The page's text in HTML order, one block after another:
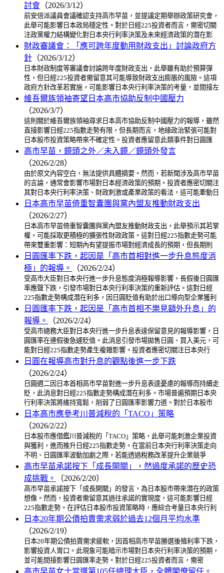
討會 （2026/3/12）
前安倍派議員會議確認支持高市早苗，並提議定期舉辦政策研究會，
此舉可能影響日本政局穩定性。對於日經225投資者而言，需密切關
注政黨權力結構變化對日本央行利率決策及未來經濟政策的潛在影
財政審議會：「應可跨年度動用財政支出」討論政府方
針 （2026/3/12）
日本財政制度等審議會討論跨年度財政支出，此舉雖有助於預算彈
性，但日經225投資者需留意其可能導致財政支出膨脹的風險。這項
政府方針改革若實施，可能影響日本央行利率決策的考量，並間接左
維吾爾族領袖寄望日本高市協助反制中國壓力
（2026/3/7）
這則關於維吾爾族領袖尋求日本高市協助反制中國壓力的報導，雖然
直接影響日經225指數走勢有限，但長期而言，地緣政治緊張可能對
日本股市投資策略帶來不確定性。投資者應留意此類事件對日圓匯
高市早苗，鏡頭之外／未入鏡／鏡頭外發言
（2026/2/28）
由於原文內容空白，無法提供具體摘要。然而，若新聞涉及高市早苗
的言論，通常會影響市場對日本經濟政策的預期。投資者應密切關注
其對日本央行利率決策、財政刺激或產業政策的看法，這可能牽動日
日本高市早苗倚重智囊團與黨內盟友推動財政支出
（2026/2/27）
日本高市早苗倚重智囊團與黨內盟友推動財政支出，此舉預示其若掌
權，可能採取更積極的擴張性財政政策。這對日經225指數走勢可能
帶來雙重影響：短期內有望提振市場對經濟成長的預期，但長期則
日圓匯率下跌，起因是「高市首相對進一步升息態度消
極」的報導。
（2026/2/24）
受高市大臣對日本央行進一步升息態度消極報導影響，長假後日圓匯
率應聲下跌，引發市場對日本央行利率決策的重新評估。這對日經
225指數走勢構成潛在利多，因日圓貶值有助於出口導向型企業獲利
日圓匯率下跌，起因是「高市首相不樂見額外升息」的
報導。
（2026/2/24）
受高市總務大臣對日本央行進一步升息表達保留意見的報導影響，日
圓匯率在連假後急遽貶值。此消息引發市場拋售日圓、買入美元，可
能對日經225指數走勢產生複雜影響。投資者應密切關注日本央行
日圓在報導高市對升息的觀點後進一步下跌
（2026/2/24）
日圓週二因日本首相高市早苗對進一步升息表達憂慮的報導而持續走
貶，此消息對日經225指數走勢構成潛在利多。市場普遍預期日本央
行利率決策將維持寬鬆，削弱了日圓匯率影響力道。對於日本股市
日本高市應參考川普減稅的「TACO」策略
（2026/2/22）
日本股市應借鑑川普減稅的「TACO」策略，此舉可能刺激企業投資
與獲利，進而推升日經225指數走勢。在當前日本央行利率決策走向
不明、日圓匯率波動加劇之際，若能透過稅務改革提升企業競爭
高市早苗承諾按下「成長開關」，然過度承諾的歷史恐
成挑戰。
（2026/2/20）
高市早苗承諾按下「成長開關」的發言，為日本股市帶來潛在的政策
想像。然而，投資者需留意其過往承諾的實現度，這可能影響日經
225指數走勢。在評估日本股市投資策略時，應綜合考量日本央行利
日本20年期公債拍賣需求弱於過去12個月平均水準
（2026/2/19）
日本20年期公債拍賣需求疲軟，因首相高市早苗勝選後殖利率下跌，
影響投資人胃口。此現象可能暗示市場對日本央行利率決策的預期，
並可能間接影響日圓匯率走勢。對於日經225投資者而言，需密
高市早苗女士當選第105任總理大臣，全體閣僚留任。